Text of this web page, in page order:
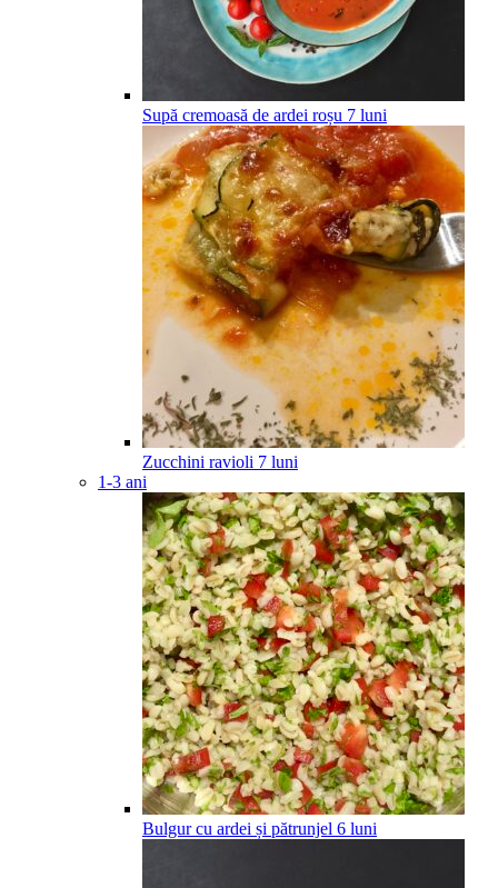
Supă cremoasă de ardei roșu 7 luni
Zucchini ravioli 7 luni
1-3 ani
Bulgur cu ardei și pătrunjel 6 luni